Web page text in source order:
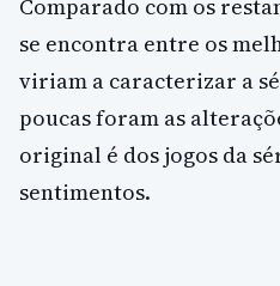
Comparado com os
se encontra entre os
viriam a caracterizar a
poucas foram as
original é dos jogos da
sentimentos.